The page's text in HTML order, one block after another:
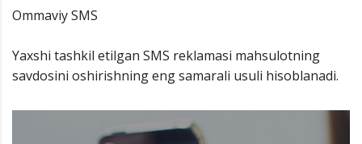
Ommaviy SMS
Yaxshi tashkil etilgan SMS reklamasi mahsulotning
savdosini oshirishning eng samarali usuli hisoblanadi.